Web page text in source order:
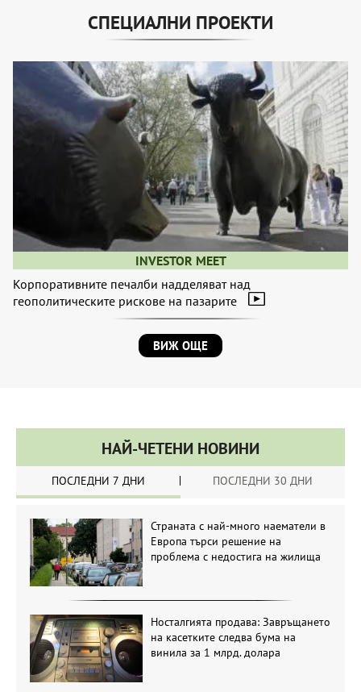
СПЕЦИАЛНИ ПРОЕКТИ
INVESTOR MEET
Корпоративните печалби надделяват над
геополитическите рискове на пазарите
ВИЖ ОЩЕ
НАЙ-ЧЕТЕНИ НОВИНИ
ПОСЛЕДНИ 7 ДНИ ПОСЛЕДНИ 30 ДНИ
Страната с най-много наематели в
Европа търси решение на
проблема с недостига на жилища
Носталгията продава: Завръщането
на касетките следва бума на
винила за 1 млрд. долара